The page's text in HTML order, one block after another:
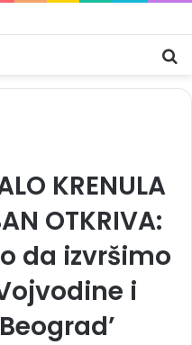
KRENULA
OTKRIVA:
da izvršimo
i